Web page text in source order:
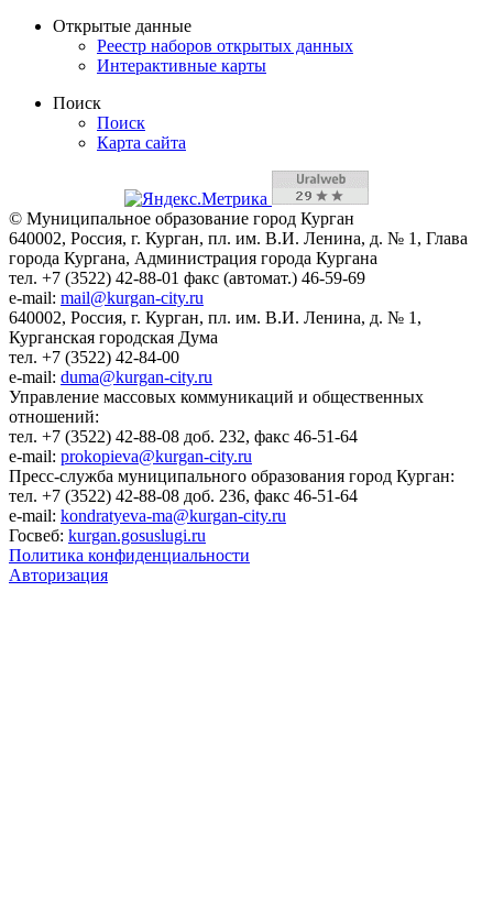
Открытые данные
Реестр наборов открытых данных
Интерактивные карты
Поиск
Поиск
Карта сайта
© Муниципальное образование город Курган
640002, Россия, г. Курган, пл. им. В.И. Ленина, д. № 1, Глава
города Кургана, Администрация города Кургана
тел. +7 (3522) 42-88-01 факс (автомат.) 46-59-69
e-mail: mail@kurgan-city.ru
640002, Россия, г. Курган, пл. им. В.И. Ленина, д. № 1,
Курганская городская Дума
тел. +7 (3522) 42-84-00
e-mail: duma@kurgan-city.ru
Управление массовых коммуникаций и общественных
отношений:
тел. +7 (3522) 42-88-08 доб. 232, факс 46-51-64
e-mail: prokopieva@kurgan-city.ru
Пресс-служба муниципального образования город Курган:
тел. +7 (3522) 42-88-08 доб. 236, факс 46-51-64
e-mail: kondratyeva-ma@kurgan-city.ru
Госвеб: kurgan.gosuslugi.ru
Политика конфиденциальности
Авторизация